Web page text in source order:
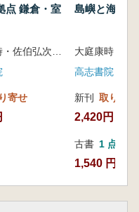
点 鎌倉・室
大庭康時・佐伯弘次・坪根伸也編
寄せ
島嶼と海の
高志書院
新刊 取り寄せ
2,420円
古書 1 点
1,540 円